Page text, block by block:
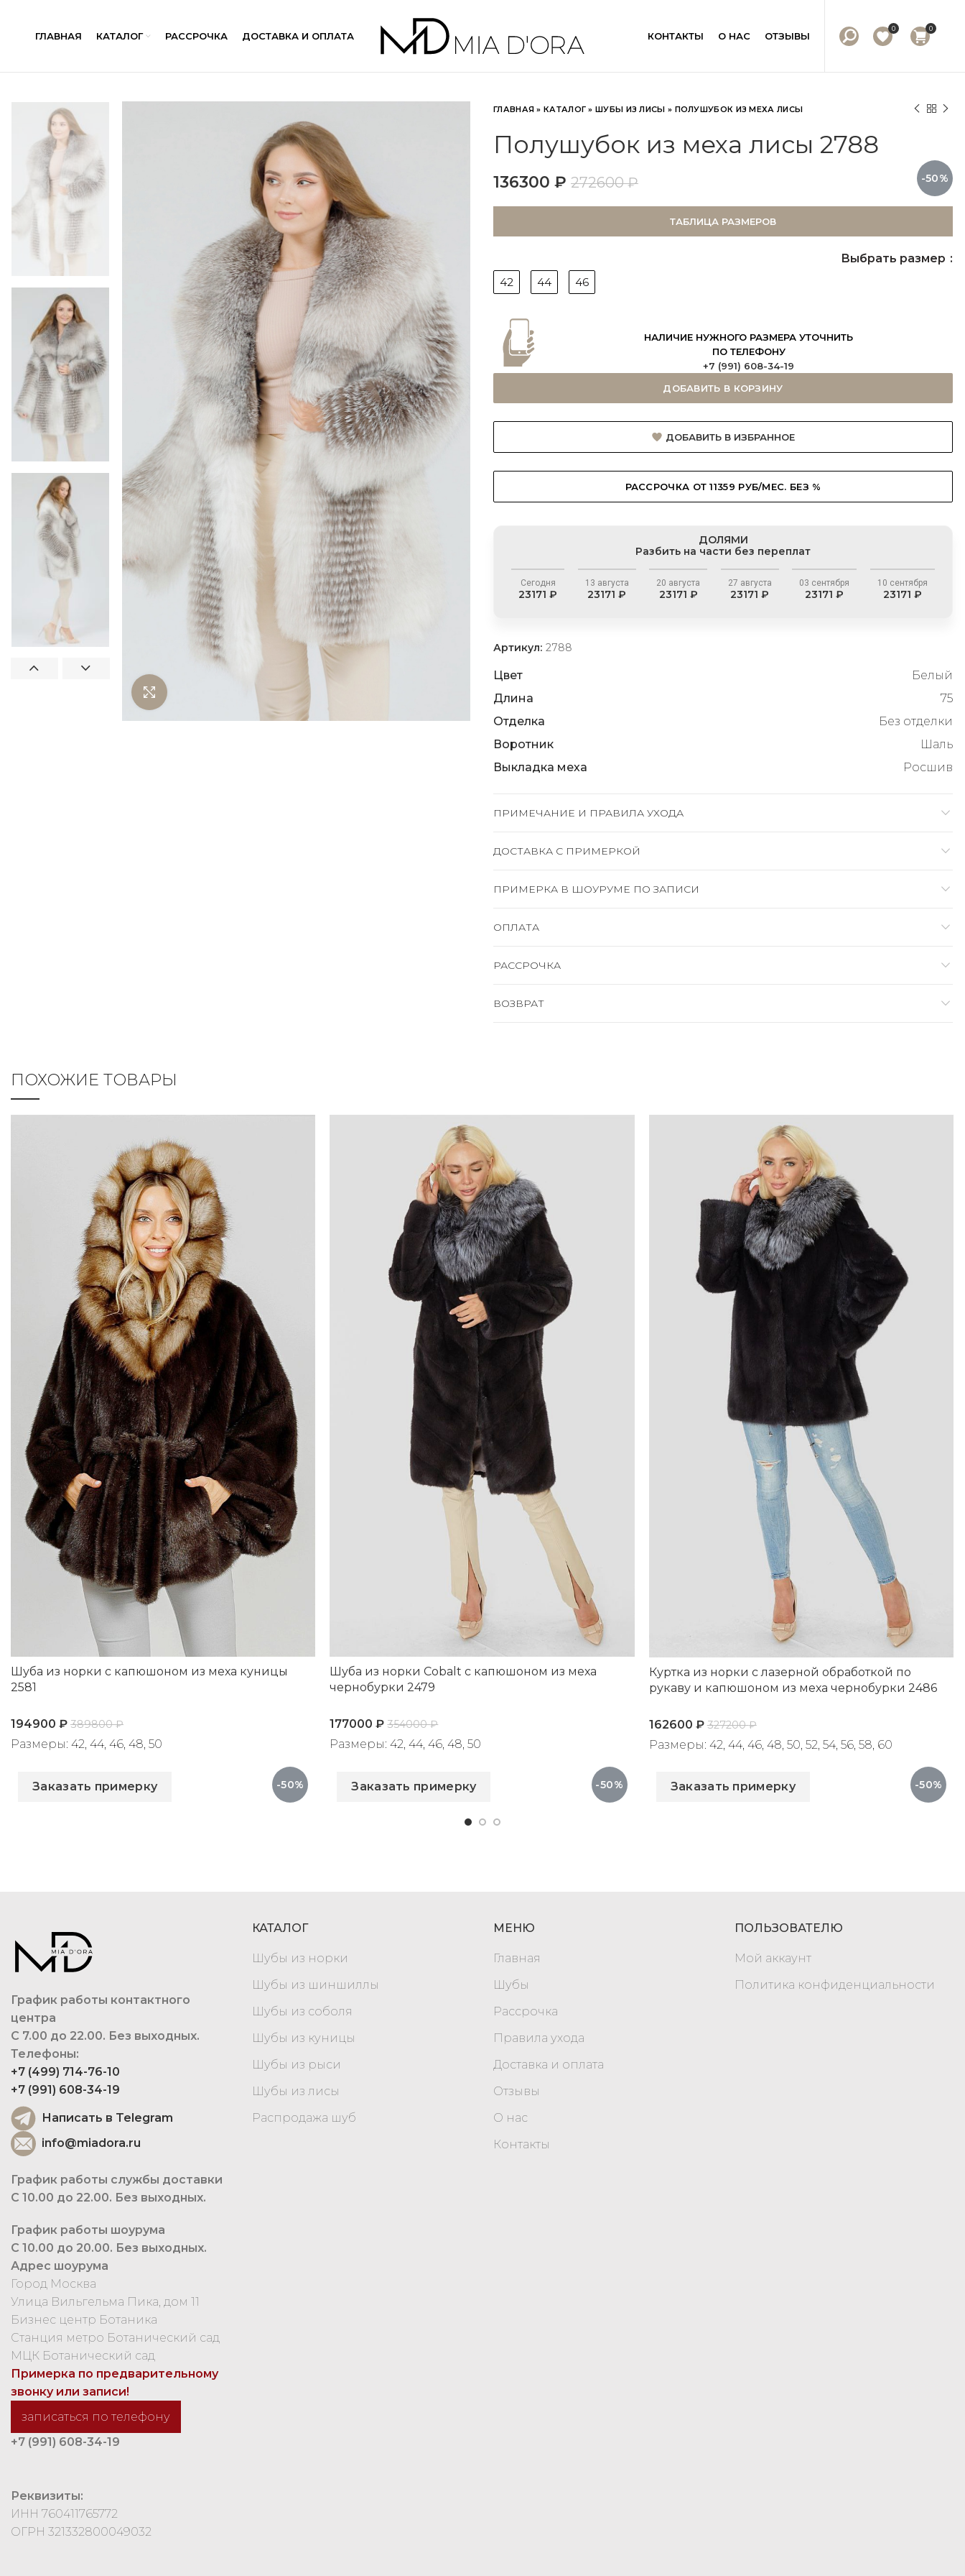
ГЛАВНАЯ КАТАЛОГ РАССРОЧКА ДОСТАВКА И ОПЛАТА КОНТАКТЫ О НАС ОТЗЫВЫ
0 0
Нажмите чтобы увеличить
ГЛАВНАЯ »КАТАЛОГ »ШУБЫ ИЗ ЛИСЫ » ПОЛУШУБОК ИЗ МЕХА ЛИСЫ
Полушубок из меха лисы 2788
136300 ₽ 272600₽ -50%
ТАБЛИЦА РАЗМЕРОВ
Выбрать размер
42
44 46
НАЛИЧИЕ НУЖНОГО РАЗМЕРА УТОЧНИТЬ
ПО ТЕЛЕФОНУ
+7 (991) 608-34-19
ДОБАВИТЬ В КОРЗИНУ
ДОБАВИТЬ В ИЗБРАННОЕ
РАССРОЧКА ОТ 11359 РУБ/МЕС. БЕЗ %
ДОЛЯМИ
Разбить на части без переплат
Сегодня
23171 ₽
13 августа
23171 ₽
20 августа
23171 ₽
27 августа
23171 ₽
03 сентября
23171 ₽
10 сентября
23171 ₽
Артикул: 2788
Цвет
Белый
Длина
75
Отделка
Без отделки
Воротник
Шаль
Выкладка меха
Росшив
ПРИМЕЧАНИЕ И ПРАВИЛА УХОДА
ДОСТАВКА C ПРИМЕРКОЙ
ПРИМЕРКА В ШОУРУМЕ ПО ЗАПИСИ
ОПЛАТА
РАССРОЧКА
ВОЗВРАТ
ПОХОЖИЕ ТОВАРЫ
-50%
Шуба из норки с капюшоном из меха куницы
2581
194900 ₽ 389800₽
Размеры: 42, 44, 46, 48, 50
Заказать примерку
-50%
Шуба из норки Cobalt с капюшоном из меха
чернобурки 2479
177000₽ 354000₽
Размеры: 42, 44, 46, 48, 50
Заказать примерку
-50%
Куртка из норки с лазерной обработкой по
рукаву и капюшоном из меха чернобурки 2486
162600 ₽ 327200₽
Размеры: 42, 44, 46, 48, 50, 52, 54, 56, 58, 60
Заказать примерку
График работы контактного
центра
С 7.00 до 22.00. Без выходных.
Телефоны:
+7 (499) 714-76-10
+7 (991) 608-34-19
Написать в Telegram
info@miadora.ru
График работы службы доставки
С 10.00 до 22.00. Без выходных.
График работы шоурума
С 10.00 до 20.00. Без выходных.
Адрес шоурума
Город Москва
Улица Вильгельма Пика, дом 11
Бизнес центр Ботаника
Станция метро Ботанический сад
МЦК Ботанический сад
Примерка по предварительному
звонку или записи!
записаться по телефону
+7 (991) 608-34-19
Реквизиты:
ИНН 760411765772
ОГРН 321332800049032
КАТАЛОГ
Шубы из норки
Шубы из шиншиллы
Шубы из соболя
Шубы из куницы
Шубы из рыси
Шубы из лисы
Распродажа шуб
МЕНЮ
Главная
Шубы
Рассрочка
Правила ухода
Доставка и оплата
Отзывы
О нас
Контакты
ПОЛЬЗОВАТЕЛЮ
Мой аккаунт
Политика конфиденциальности